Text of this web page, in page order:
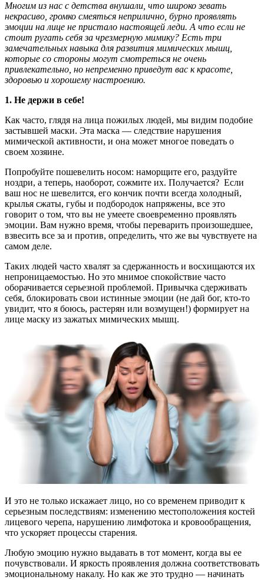
Многим из нас с детства внушали, что широко зевать
некрасиво, громко смеяться неприлично, бурно проявлять
эмоции на лице не пристало настоящей леди. А что если не
стоит ругать себя за чрезмерную мимику? Есть три
замечательных навыка для развития мимических мышц,
которые со стороны могут смотреться не очень
привлекательно, но непременно приведут вас к красоте,
здоровью и хорошему настроению.
1. Не держи в себе!
Как часто, глядя на лица пожилых людей, мы видим подобие
застывшей маски. Эта маска — следствие нарушения
мимической активности, и она может многое поведать о
своем хозяине.
Попробуйте пошевелить носом: наморщите его, раздуйте
ноздри, а теперь, наоборот, сожмите их. Получается? Если
ваш нос не шевелится, его кончик почти всегда холодный,
крылья сжаты, губы и подбородок напряжены, все это
говорит о том, что вы не умеете своевременно проявлять
эмоции. Вам нужно время, чтобы переварить произошедшее,
взвесить все за и против, определить, что же вы чувствуете на
самом деле.
Таких людей часто хвалят за сдержанность и восхищаются их
непроницаемостью. Но это мнимое спокойствие часто
оборачивается серьезной проблемой. Привычка сдерживать
себя, блокировать свои истинные эмоции (не дай бог, кто-то
увидит, что я боюсь, растерян или возмущен!) формирует на
лице маску из зажатых мимических мышц.
И это не только искажает лицо, но со временем приводит к
серьезным последствиям: изменению местоположения костей
лицевого черепа, нарушению лимфотока и кровообращения,
что ускоряет процессы старения.
Любую эмоцию нужно выдавать в тот момент, когда вы ее
почувствовали. И яркость проявления должна соответствовать
эмоциональному накалу. Но как же это трудно — начинать